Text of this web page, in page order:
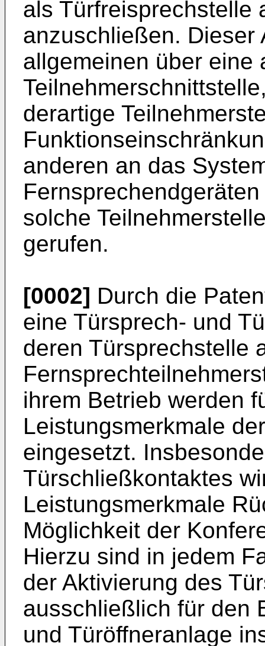
als Türfreisprechstelle
anzuschließen. Dieser
allgemeinen über eine
derartige
anderen an das
solche
gerufen.
[0002] Durch die
eine Türsprech- und
deren Türsprechstelle
ihrem Betrieb werden
Leistungsmerkmale
eingesetzt.
Türschließkontaktes
Leistungsmerkmale
Möglichkeit der
Hierzu sind in jedem
der Aktivierung des
ausschließlich für den
und Türöffneranlage